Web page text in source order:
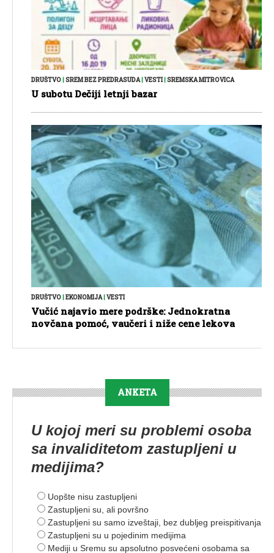
DRUŠTVO SREM BEZ PREDRASUDA| VESTI| SREMSKA MITROVICA
U subotu Dečiji letnji bazar
DRUŠTVO EKONOMIJA| VESTI
Vučić najavio mere podrške: Jednokratna
novčana pomoć, vaučeri i niže cene lekova
ANKETA
U kojoj meri su problemi osoba
sa invaliditetom zastupljeni u
medijima?
Uopšte nisu zastupljeni
Zastupljeni su, ali površno
Zastupljeni su samo izveštaji, bez dubljeg preispitivanja
Zastupljeni su u pojedinim medijima
Mediji u Sremu su apsolutno posvećeni osobama sa